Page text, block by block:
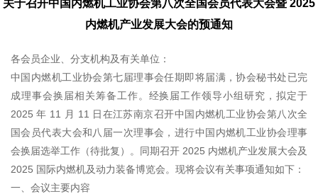
关于召开中国内燃机工业协会第八次全国会员代表大会暨 2025
内燃机产业发展大会的预通知
各会员企业、分支机构及有关单位：
中国内燃机工业协会第七届理事会任期即将届满，协会秘书处已完
成理事会换届相关筹备工作。经换届工作领导小组研究，拟定于
2025 年 11 月 11 日在江苏南京召开中国内燃机工业协会第八次全
国会员代表大会和八届一次理事会，进行中国内燃机工业协会理事
会换届选举工作（待批复）。同期召开 2025 内燃机产业发展大会及
2025 国际内燃机及动力装备博览会。现将会议有关事项通知如下：
一、会议主要内容